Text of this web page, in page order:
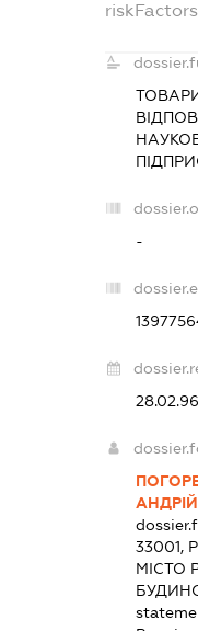
-
28.02.96
33001,
МІСТО